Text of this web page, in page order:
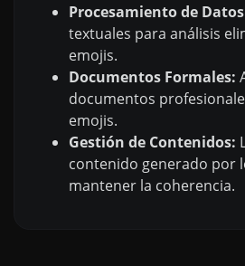
Procesamiento de
textuales para análisis
emojis.
Documentos Formales:
documentos
emojis.
Gestión de Contenidos:
contenido generado por
mantener la coherencia.